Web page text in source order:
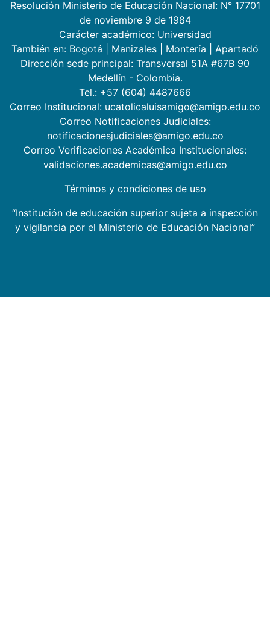
Resolución Ministerio de Educación Nacional: N° 17701
de noviembre 9 de 1984
Carácter académico: Universidad
También en: Bogotá Manizales Montería
Apartadó
Dirección sede principal: Transversal 51A #67B 90
Medellín - Colombia.
Tel.: +57 (604) 4487666
Correo Institucional: ucatolicaluisamigo@amigo.edu.co
Correo Notificaciones Judiciales:
notificacionesjudiciales@amigo.edu.co
Correo Verificaciones Académica Institucionales:
validaciones.academicas@amigo.edu.co
Términos y condiciones de uso
“Institución de educación superior sujeta a inspección
y vigilancia por el Ministerio de Educación Nacional”